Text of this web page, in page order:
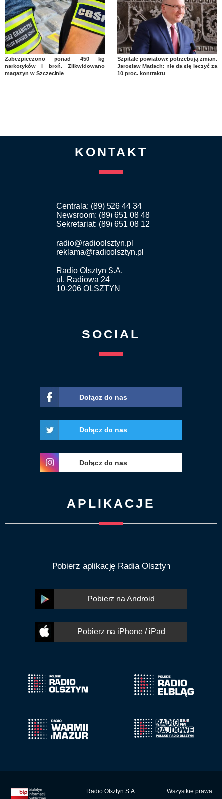
Zabezpieczono ponad 450 kg
narkotyków i broń. Zlikwidowano
magazyn w Szczecinie
Szpitale powiatowe potrzebują zmian.
Jarosław Matłach: nie da się leczyć za
10 proc. kontraktu
KONTAKT
Centrala: (89) 526 44 34
Newsroom: (89) 651 08 48
Sekretariat: (89) 651 08 12
radio@radioolsztyn.pl
reklama@radioolsztyn.pl
Radio Olsztyn S.A.
ul. Radiowa 24
10-206 OLSZTYN
SOCIAL
Dołącz do nas
Dołącz do nas
Dołącz do nas
APLIKACJE
Pobierz aplikację Radia Olsztyn
Pobierz na Android
Pobierz na iPhone / iPad
Radio Olsztyn S.A.
Wszystkie prawa